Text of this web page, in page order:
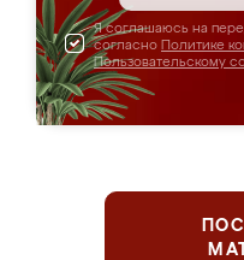
Я соглашаюсь на
согласно Политике
Пользовательскому